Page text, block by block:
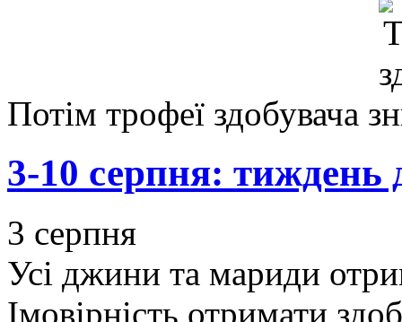
Потім трофеї здобувача
3-10 серпня: тиждень
3 серпня
Усі джини та мариди
Імовірність отримати